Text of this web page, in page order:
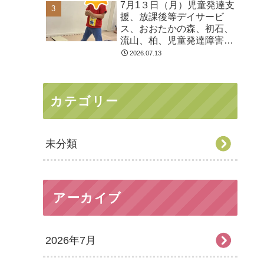
る 発達障害 放デイ 自
閉症 ADHD アスペルガ
ー症候
7月1３日（月）児童発達支
援、放課後等デイサービ
ス、おおたかの森、初石、
流山、柏、児童発達障害
運動療育 柳沢運動プログ
2026.07.13
カテゴリー
未分類
アーカイブ
2026年7月